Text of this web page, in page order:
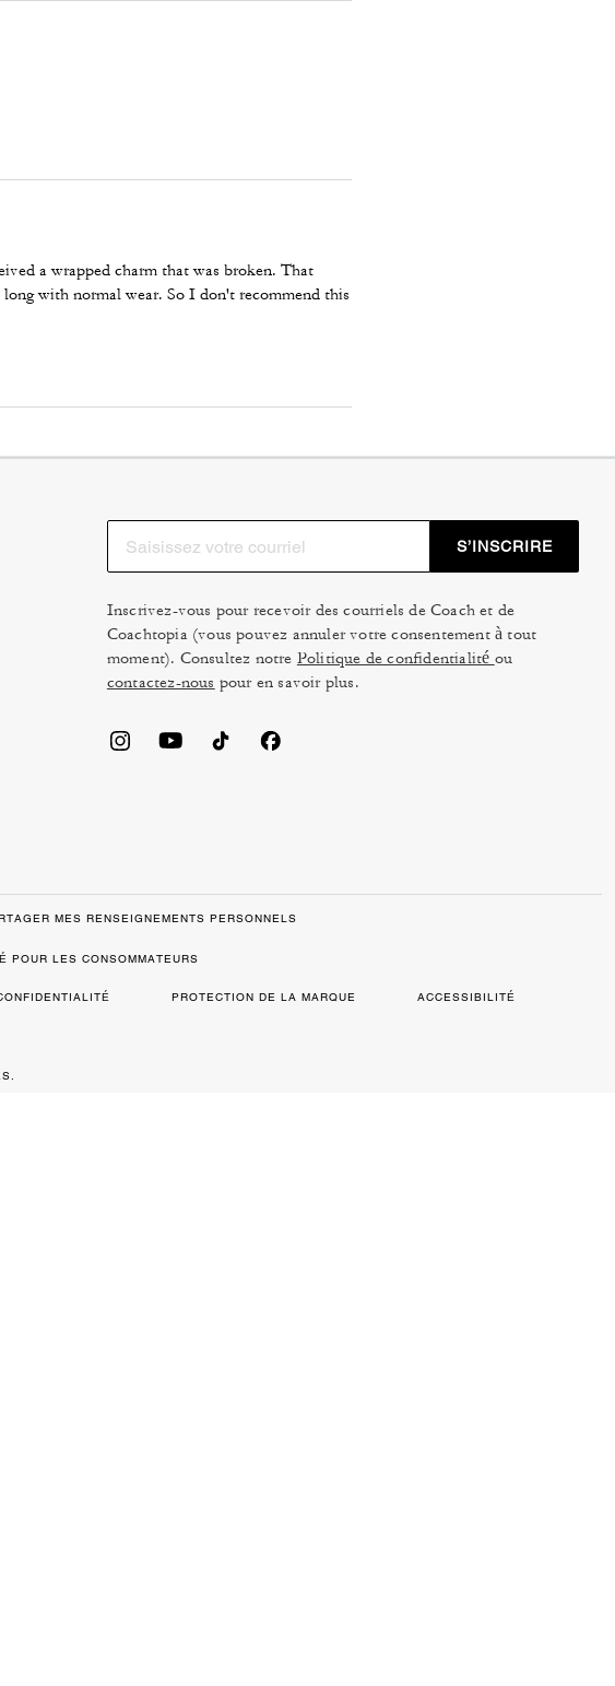
a wrapped charm that was broken. That
with normal wear. So I don't recommend this
S’INSCRIRE
Inscrivez-vous pour recevoir des courriels de Coach et de
Coachtopia (vous pouvez annuler votre consentement à tout
moment). Consultez notre Politique de confidentialité ou
contactez-nous pour en savoir plus.
MES RENSEIGNEMENTS PERSONNELS
POUR LES CONSOMMATEURS
PROTECTION DE LA MARQUE ACCESSIBILITÉ